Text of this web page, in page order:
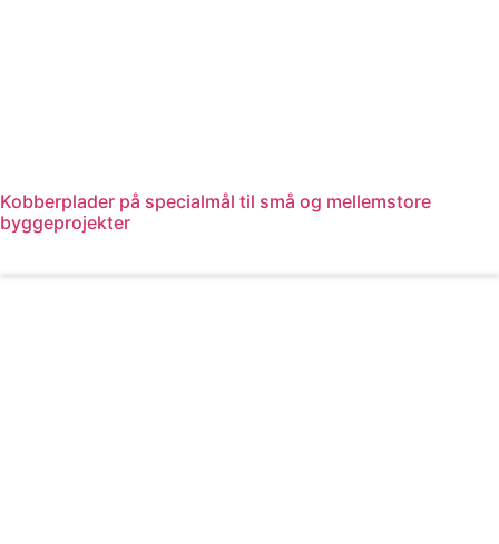
Kobberplader på specialmål til små og mellemstore
byggeprojekter